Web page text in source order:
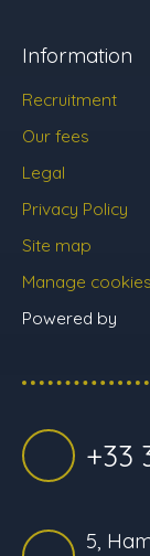
Information
Recruitment
Our fees
Legal
Privacy Policy
Site map
Manage cookies
Powered by
+33
5,